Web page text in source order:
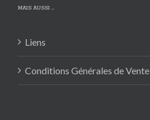
MAIS AUSSI …
Liens
Conditions Générales de Vente